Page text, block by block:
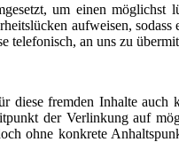
um einen möglichst
aufweisen,
telefonisch, an uns zu
fremden Inhalte auch
der Verlinkung auf
ohne konkrete